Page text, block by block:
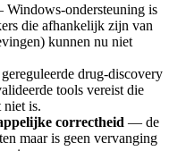
ondersteuning is
die afhankelijk zijn van
kunnen nu niet
drug-discovery
tools vereist die
niet is.
correctheid — de
maar is geen vervanging